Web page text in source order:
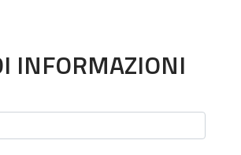
INFORMAZIONI